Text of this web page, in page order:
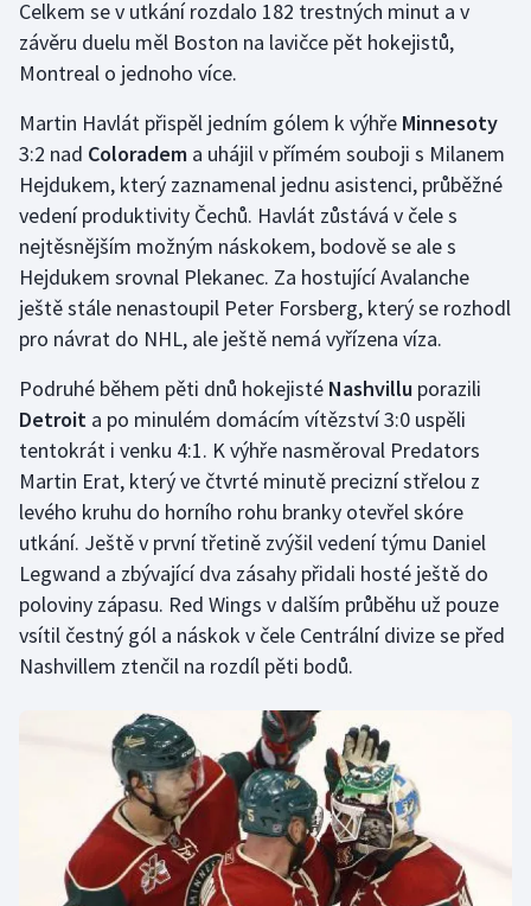
Stolní tenis
Triatlon
Veslování
Vodní slalom
Volejbal
Ostatní
Celkem se v utkání rozdalo 182 trestných minut a v
závěru duelu měl Boston na lavičce pět hokejistů,
Montreal o jednoho více.
Martin Havlát přispěl jedním gólem k výhře Minnesoty
3:2 nad Coloradem a uhájil v přímém souboji s Milanem
Hejdukem, který zaznamenal jednu asistenci, průběžné
vedení produktivity Čechů. Havlát zůstává v čele s
nejtěsnějším možným náskokem, bodově se ale s
Hejdukem srovnal Plekanec. Za hostující Avalanche
ještě stále nenastoupil Peter Forsberg, který se rozhodl
pro návrat do NHL, ale ještě nemá vyřízena víza.
Podruhé během pěti dnů hokejisté Nashvillu porazili
Detroit a po minulém domácím vítězství 3:0 uspěli
tentokrát i venku 4:1. K výhře nasměroval Predators
Martin Erat, který ve čtvrté minutě precizní střelou z
levého kruhu do horního rohu branky otevřel skóre
utkání. Ještě v první třetině zvýšil vedení týmu Daniel
Legwand a zbývající dva zásahy přidali hosté ještě do
poloviny zápasu. Red Wings v dalším průběhu už pouze
vsítil čestný gól a náskok v čele Centrální divize se před
Nashvillem ztenčil na rozdíl pěti bodů.